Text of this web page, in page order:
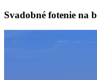
Svadobné fotenie na